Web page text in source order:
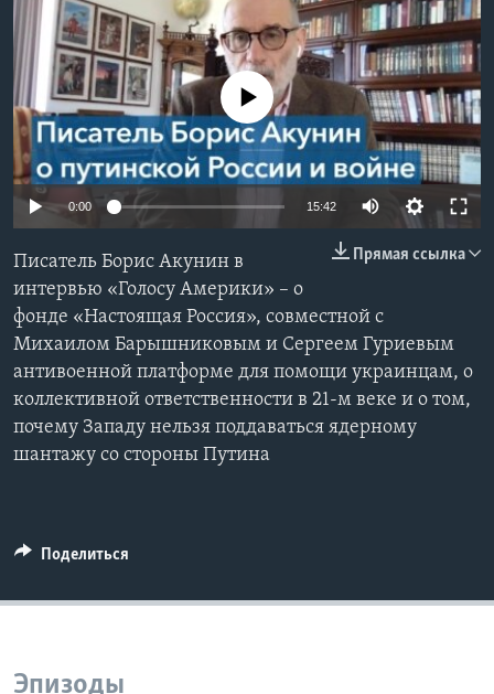
Learning English
СОЦИАЛЬНЫЕ СЕТИ
Языки
No media source currently available
0:00 15:42
Прямая ссылка
Писатель Борис Акунин в
интервью «Голосу Америки» – о
фонде «Настоящая Россия», совместной с
Михаилом Барышниковым и Сергеем Гуриевым
антивоенной платформе для помощи украинцам, о
коллективной ответственности в 21-м веке и о том,
почему Западу нельзя поддаваться ядерному
шантажу со стороны Путина
Поделиться
Эпизоды